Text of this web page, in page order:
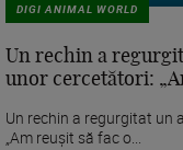
DIGI ANIMAL WORLD
Un rechin a
unor cercetători:
Un rechin a regurgitat un
„Am reușit să fac o...